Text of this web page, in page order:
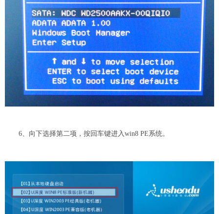
6、向下选择第二项，按回车键进入win8 PE系统。